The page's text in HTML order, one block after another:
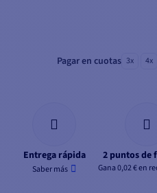
Pagar en cuotas 3x 4x
Entrega rápida
Saber más
2 puntos de
Gana 0,02 € en